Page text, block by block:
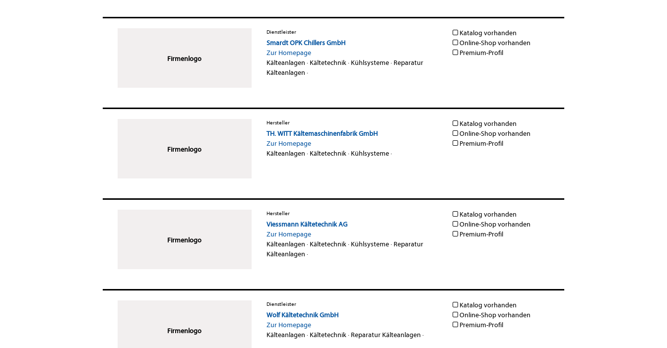
Firmenlogo
Dienstleister
Smardt OPK Chillers GmbH
Zur Homepage
Kälteanlagen · Kältetechnik· Kühlsysteme· Reparatur
Kälteanlagen ·
Katalog vorhanden
Online-Shop vorhanden
Premium-Profil
Firmenlogo
Hersteller
TH. WITT Kältemaschinenfabrik GmbH
Zur Homepage
Kälteanlagen · Kältetechnik· Kühlsysteme·
Katalog vorhanden
Online-Shop vorhanden
Premium-Profil
Firmenlogo
Hersteller
Viessmann Kältetechnik AG
Zur Homepage
Kälteanlagen · Kältetechnik· Kühlsysteme· Reparatur
Kälteanlagen ·
Katalog vorhanden
Online-Shop vorhanden
Premium-Profil
Firmenlogo
Dienstleister
Wolf Kältetechnik GmbH
Zur Homepage
Kälteanlagen · Kältetechnik· Reparatur Kälteanlagen ·
Katalog vorhanden
Online-Shop vorhanden
Premium-Profil